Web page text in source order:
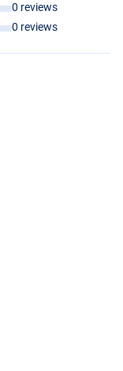
0 reviews
0 reviews